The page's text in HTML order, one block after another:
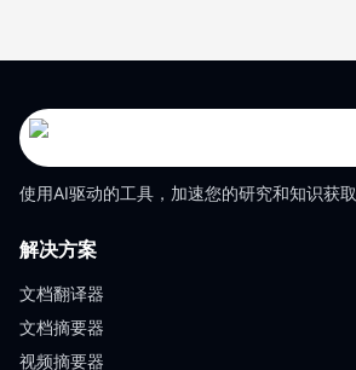
使用AI驱动的工具，加速您的研究和知识获取
解决方案
文档翻译器
文档摘要器
视频摘要器